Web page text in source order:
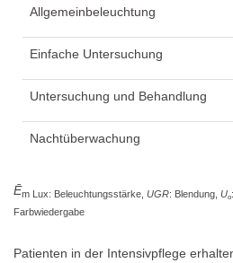
Allgemeinbeleuchtung
Einfache Untersuchung
Untersuchung und Behandlung
Nachtüberwachung
Ēm Lux: Beleuchtungsstärke, UGR: Blendung, Uo
Farbwiedergabe
Patienten in der Intensivpflege